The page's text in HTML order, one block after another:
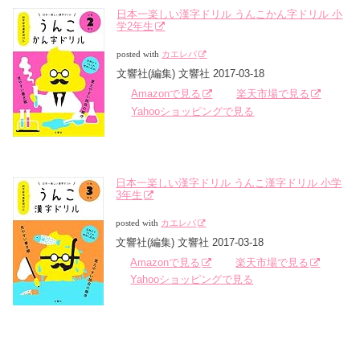
日本一楽しい漢字ドリル うんこかん字ドリル 小
学2年生
posted with カエレバ
文響社(編集) 文響社 2017-03-18
Amazonで見る
楽天市場で見る
Yahooショッピングで見る
日本一楽しい漢字ドリル うんこ漢字ドリル 小学
3年生
posted with カエレバ
文響社(編集) 文響社 2017-03-18
Amazonで見る
楽天市場で見る
Yahooショッピングで見る